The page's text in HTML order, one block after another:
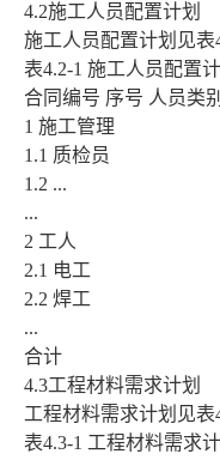
4.2施工人员配置计划
施工人员配置计划见表
表4.2-1 施工人员配置计
合同编号 序号 人员类
1 施工管理
1.1 质检员
1.2 ...
...
2 工人
2.1 电工
2.2 焊工
...
合计
4.3工程材料需求计划
工程材料需求计划见表
表4.3-1 工程材料需求